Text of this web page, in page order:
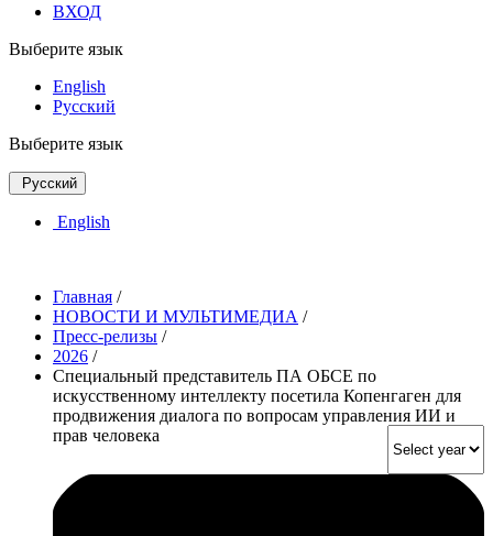
ВХОД
Выберите язык
English
Русский
Выберите язык
Русский
English
Главная /
НОВОСТИ И МУЛЬТИМЕДИА /
Пресс-релизы /
2026 /
Специальный представитель ПА ОБСЕ по
искусственному интеллекту посетила Копенгаген для
продвижения диалога по вопросам управления ИИ и
прав человека